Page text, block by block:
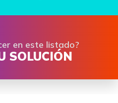
en este listado?
SOLUCIÓN